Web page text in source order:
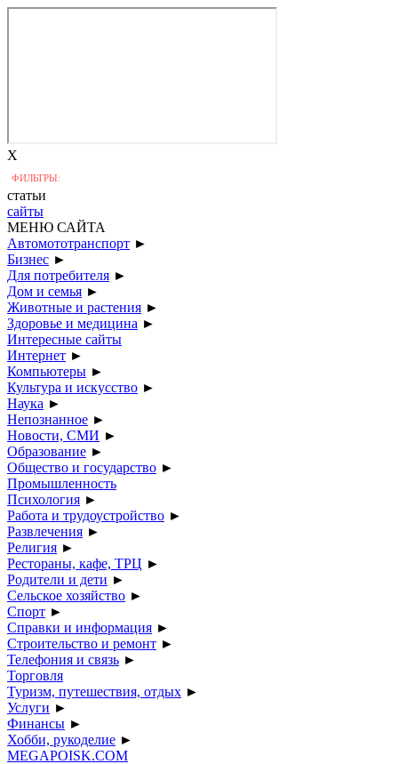
X
ФИЛЬТРЫ:
статьи
сайты
МЕНЮ САЙТА
Автомототранспорт ►
Бизнес ►
Для потребителя ►
Дом и семья ►
Животные и растения ►
Здоровье и медицина ►
Интересные сайты
Интернет ►
Компьютеры ►
Культура и искусство ►
Наука ►
Непознанное ►
Новости, СМИ ►
Образование ►
Общество и государство ►
Промышленность
Психология ►
Работа и трудоустройство ►
Развлечения ►
Религия ►
Рестораны, кафе, ТРЦ ►
Родители и дети ►
Сельское хозяйство ►
Спорт ►
Справки и информация ►
Строительство и ремонт ►
Телефония и связь ►
Торговля
Туризм, путешествия, отдых ►
Услуги ►
Финансы ►
Хобби, рукоделие ►
MEGAPOISK.COM